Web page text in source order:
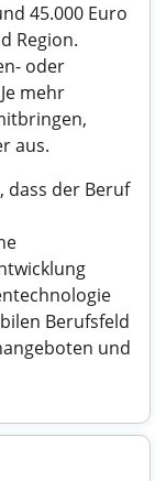
45.000 Euro
Region.
oder
mehr
aus.
dass der Beruf
Berufsfeld
und